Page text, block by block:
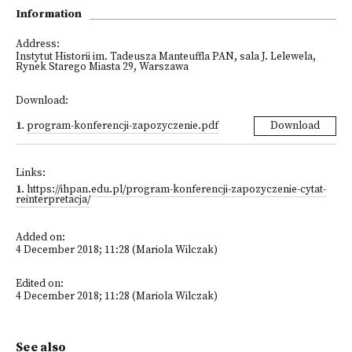
Information
Address:
Instytut Historii im. Tadeusza Manteuffla PAN, sala J. Lelewela,
Rynek Starego Miasta 29, Warszawa
Download:
1. program-konferencji-zapozyczenie.pdf Download
Links:
1. https://ihpan.edu.pl/program-konferencji-zapozyczenie-cytat-
reinterpretacja/
Added on:
4 December 2018; 11:28 (Mariola Wilczak)
Edited on:
4 December 2018; 11:28 (Mariola Wilczak)
See also